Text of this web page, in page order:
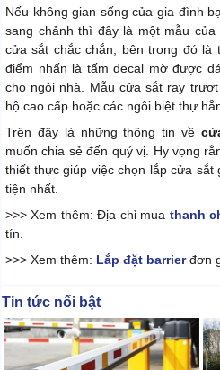
Nếu không gian sống của gia đình
sang chảnh thì đây là một mẫu
cửa sắt chắc chắn, bên trong đó
điểm nhấn là tấm decal mờ được
cho ngôi nhà. Mẫu cửa sắt ray
hộ cao cấp hoặc các ngôi biệt thự
Trên đây là những thông tin về
muốn chia sẻ đến quý vị. Hy vọng
thiết thực giúp việc chọn lắp cửa sắt
tiện nhất.
>>> Xem thêm: Địa chỉ mua thanh
tín.
>>> Xem thêm: Lắp đặt barrierđơn
Tin tức nổi bật